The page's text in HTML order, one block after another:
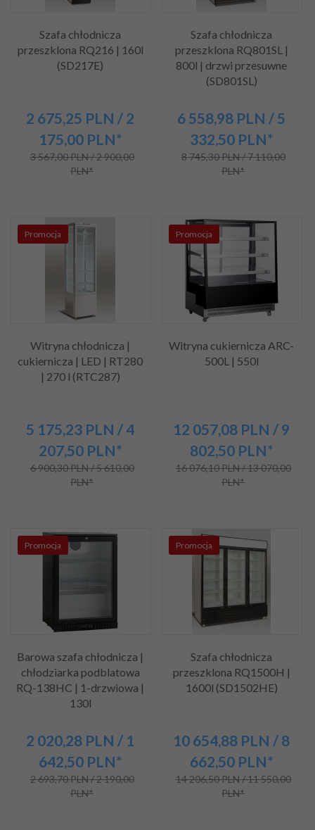
Szafa chłodnicza
przeszklona RQ216 | 160l
(SD217E)
2 675,25 PLN / 2
175,00 PLN*
3 567,00 PLN / 2 900,00
PLN*
Szafa chłodnicza
przeszklona RQ801SL |
800l | drzwi przesuwne
(SD801SL)
6 558,98 PLN / 5
332,50 PLN*
8 745,30 PLN / 7 110,00
PLN*
Promocja
Witryna chłodnicza |
cukiernicza | LED | RT280
| 270 l (RTC287)
5 175,23 PLN / 4
207,50 PLN*
6 900,30 PLN / 5 610,00
PLN*
Promocja
Witryna cukiernicza ARC-
500L | 550l
12 057,08 PLN / 9
802,50 PLN*
16 076,10 PLN / 13 070,00
PLN*
Promocja
Barowa szafa chłodnicza |
chłodziarka podblatowa
RQ-138HC | 1-drzwiowa |
130l
2 020,28 PLN / 1
642,50 PLN*
2 693,70 PLN / 2 190,00
PLN*
Promocja
Szafa chłodnicza
przeszklona RQ1500H |
1600l (SD1502HE)
10 654,88 PLN / 8
662,50 PLN*
14 206,50 PLN / 11 550,00
PLN*